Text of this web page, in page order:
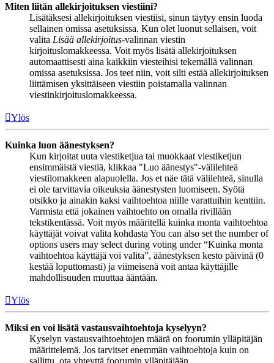
Miten liitän allekirjoituksen viestiini?
Lisätäksesi allekirjoituksen viestiisi, sinun täytyy ensin luoda
sellainen omissa asetuksissa. Kun olet luonut sellaisen, voit
valita Lisää allekirjoitus-valinnan viestin
kirjoituslomakkeessa. Voit myös lisätä allekirjoituksen
automaattisesti aina kaikkiin viesteihisi tekemällä valinnan
omissa asetuksissa. Jos teet niin, voit silti estää allekirjoituksen
liittämisen yksittäiseen viestiin poistamalla valinnan
viestinkirjoituslomakkeessa.
Ylös
Kuinka luon äänestyksen?
Kun kirjoitat uuta viestiketjua tai muokkaat viestiketjun
ensimmäistä viestiä, klikkaa "Luo äänestys"-välilehteä
viestilomakkeen alapuolella. Jos et näe tätä välilehteä, sinulla
ei ole tarvittavia oikeuksia äänestysten luomiseen. Syötä
otsikko ja ainakin kaksi vaihtoehtoa niille varattuihin kenttiin.
Varmista että jokainen vaihtoehto on omalla rivillään
tekstikentässä. Voit myös määritellä kuinka monta vaihtoehtoa
käyttäjät voivat valita kohdasta You can also set the number of
options users may select during voting under “Kuinka monta
vaihtoehtoa käyttäjä voi valita”, äänestyksen kesto päivinä (0
kestää loputtomasti) ja viimeisenä voit antaa käyttäjille
mahdollisuuden muuttaa ääntään.
Ylös
Miksi en voi lisätä vastausvaihtoehtoja kyselyyn?
Kyselyn vastausvaihtoehtojen määrä on foorumin ylläpitäjän
määrittelemä. Jos tarvitset enemmän vaihtoehtoja kuin on
sallittu, ota yhteyttä foorumin ylläpitäjään.